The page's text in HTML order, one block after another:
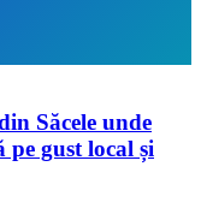
Săcele unde
pe gust local și